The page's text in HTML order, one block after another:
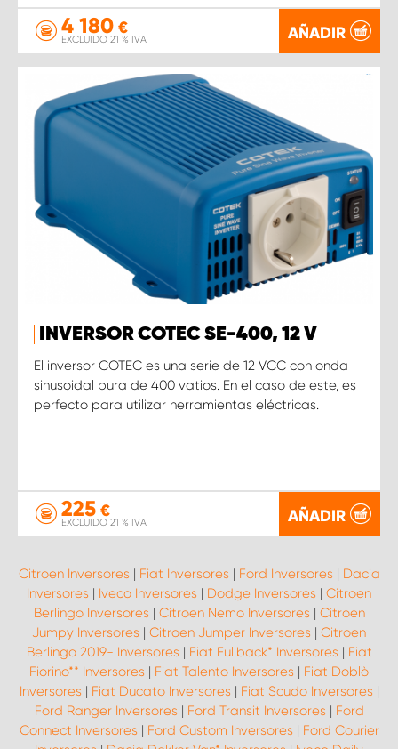
4 180 €
EXCLUIDO 21 % IVA AÑADIR
INVERSOR COTEC SE-400, 12 V
El inversor COTEC es una serie de 12 VCC con onda
sinusoidal pura de 400 vatios. En el caso de este, es
perfecto para utilizar herramientas eléctricas.
225 €
EXCLUIDO 21 % IVA AÑADIR
Citroen Inversores | Fiat Inversores | Ford Inversores | Dacia
Inversores | Iveco Inversores | Dodge Inversores | Citroen
Berlingo Inversores | Citroen Nemo Inversores | Citroen
Jumpy Inversores | Citroen Jumper Inversores | Citroen
Berlingo 2019- Inversores | Fiat Fullback* Inversores | Fiat
Fiorino** Inversores | Fiat Talento Inversores | Fiat Doblò
Inversores | Fiat Ducato Inversores | Fiat Scudo Inversores |
Ford Ranger Inversores | Ford Transit Inversores | Ford
Connect Inversores | Ford Custom Inversores | Ford Courier